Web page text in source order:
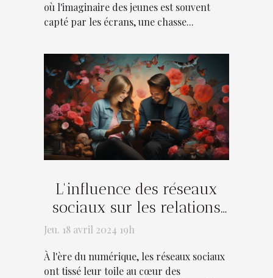
où l'imaginaire des jeunes est souvent
capté par les écrans, une chasse...
L'influence des réseaux
sociaux sur les relations
modernes
Jeu. 18 avril 2024 19h
À l'ère du numérique, les réseaux sociaux
ont tissé leur toile au cœur des